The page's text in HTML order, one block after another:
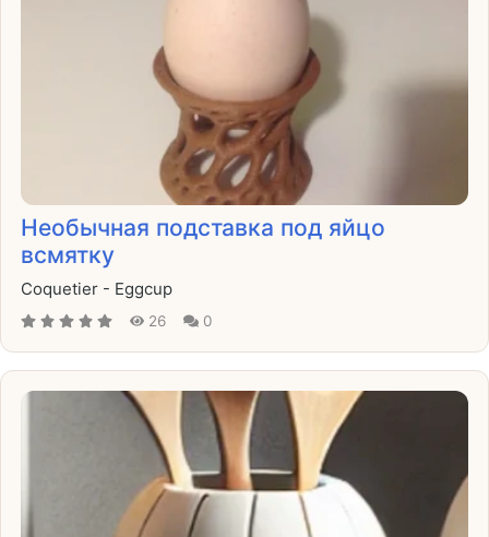
Необычная подставка под яйцо
всмятку
Coquetier - Eggcup
26 0